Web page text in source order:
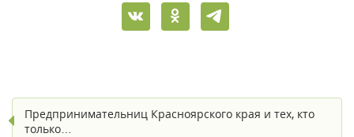
Предпринимательниц Красноярского края и тех, кто
только…